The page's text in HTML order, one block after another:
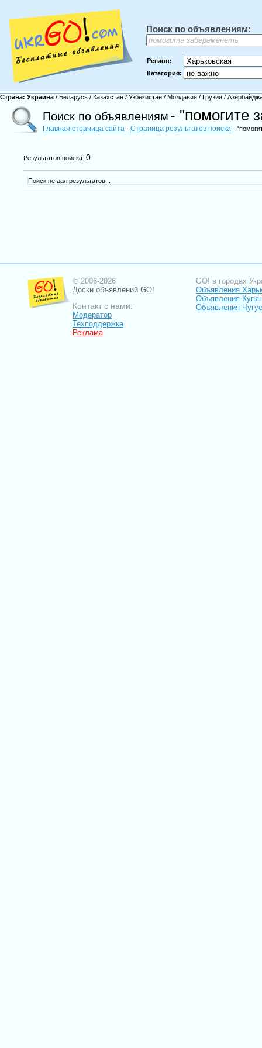
Поиск по объявлениям:
Регион:
Категория:
Страна: Украина / Беларусь / Казахстан / Узбекистан / Молдавия / Грузия /
Поиск по объявлениям - "помогите
Главная страница сайта - Страница результатов поиска -
Результатов поиска: 0
Поиск не дал результатов...
© 2006-2026
Доски объявлений GO!
Контакт с нами:
Модератор
Техподдержка
Реклама
GO! в городах
Объявления
Объявления
Объявления